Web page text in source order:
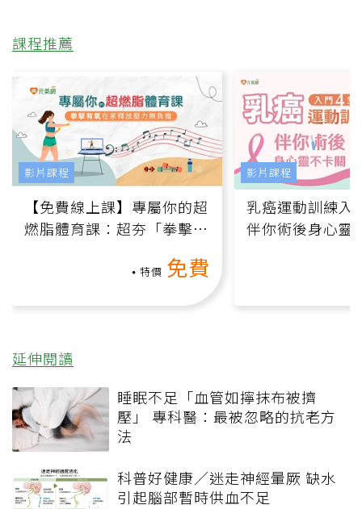
課程推薦
【免費線上課】專屬你的超
燃脂體育課：超夯「拳擊有
特價 免費
影片課程
乳癌運動訓練入
伴你術後身心靈
影片課程
延伸閱讀
睡眠不足「血管如擰抹布被擠
壓」 專科醫：最被忽略的抗老方
法
科普好健康／迷走神經暈厥 缺水
引起腦部暫時供血不足